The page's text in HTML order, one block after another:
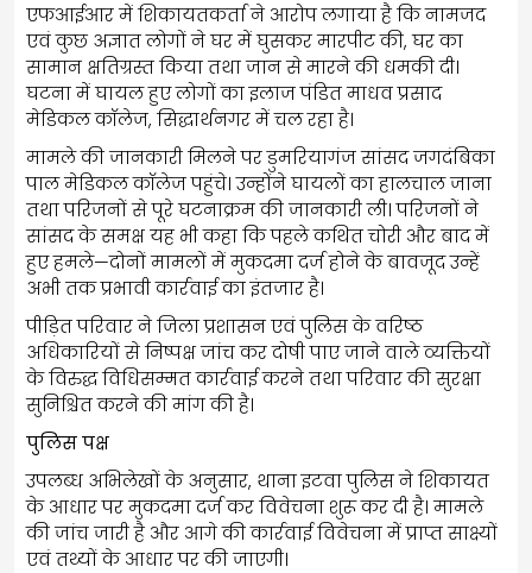
एफआईआर में शिकायतकर्ता ने आरोप लगाया है कि नामजद
एवं कुछ अज्ञात लोगों ने घर में घुसकर मारपीट की, घर का
सामान क्षतिग्रस्त किया तथा जान से मारने की धमकी दी।
घटना में घायल हुए लोगों का इलाज पंडित माधव प्रसाद
मेडिकल कॉलेज, सिद्धार्थनगर में चल रहा है।
मामले की जानकारी मिलने पर डुमरियागंज सांसद जगदंबिका
पाल मेडिकल कॉलेज पहुंचे। उन्होंने घायलों का हालचाल जाना
तथा परिजनों से पूरे घटनाक्रम की जानकारी ली। परिजनों ने
सांसद के समक्ष यह भी कहा कि पहले कथित चोरी और बाद में
हुए हमले—दोनों मामलों में मुकदमा दर्ज होने के बावजूद उन्हें
अभी तक प्रभावी कार्रवाई का इंतजार है।
पीड़ित परिवार ने जिला प्रशासन एवं पुलिस के वरिष्ठ
अधिकारियों से निष्पक्ष जांच कर दोषी पाए जाने वाले व्यक्तियों
के विरुद्ध विधिसम्मत कार्रवाई करने तथा परिवार की सुरक्षा
सुनिश्चित करने की मांग की है।
पुलिस पक्ष
उपलब्ध अभिलेखों के अनुसार, थाना इटवा पुलिस ने शिकायत
के आधार पर मुकदमा दर्ज कर विवेचना शुरू कर दी है। मामले
की जांच जारी है और आगे की कार्रवाई विवेचना में प्राप्त साक्ष्यों
एवं तथ्यों के आधार पर की जाएगी।